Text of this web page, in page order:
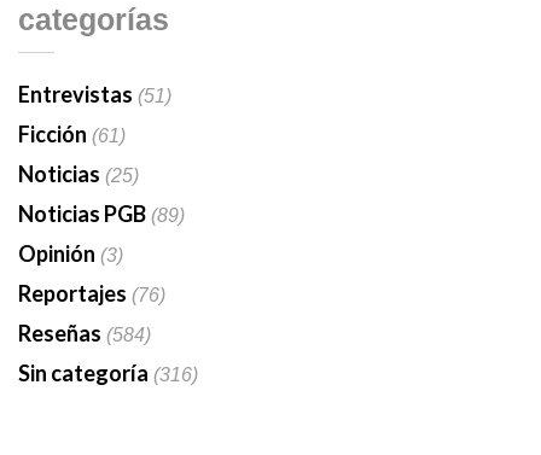
categorías
Entrevistas (51)
Ficción (61)
Noticias (25)
Noticias PGB(89)
Opinión (3)
Reportajes (76)
Reseñas (584)
Sin categoría (316)